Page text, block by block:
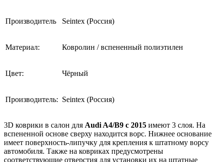
Производитель Seintex (Россия)
Материал: Ковролин / вспененный полиэтилен
Цвет: Чёрный
Производитель: Seintex (Россия)
3D коврики в салон для Audi A4/B9 с 2015 имеют 3 слоя. На
вспененной основе сверху находится ворс. Нижнее основание
имеет поверхность-липучку для крепления к штатному ворсу
автомобиля. Также на ковриках предусмотрены
соответствующие отверстия для установки их на штатные